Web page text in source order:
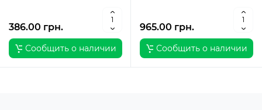
386.00 грн.
Сообщить о наличии
965.00 грн.
Сообщить о наличии